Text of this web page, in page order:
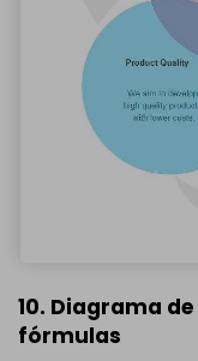
10. Diagrama
fórmulas